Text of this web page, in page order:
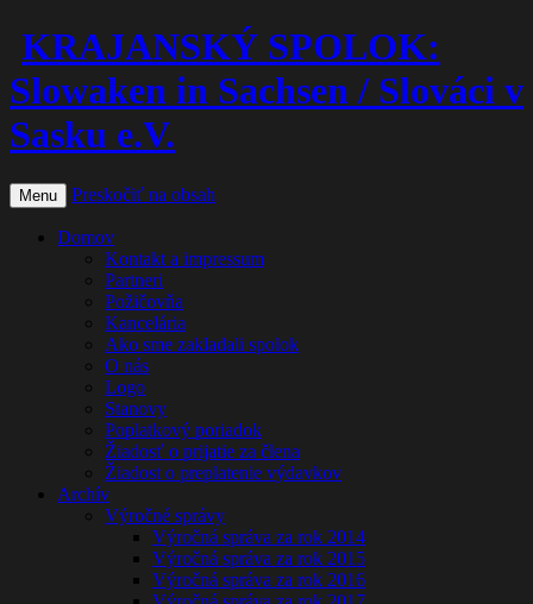
KRAJANSKÝ SPOLOK:
Slowaken in Sachsen / Slováci v
Sasku e.V.
Menu Preskočiť na obsah
Domov
Kontakt a impressum
Partneri
Požičovňa
Kancelária
Ako sme zakladali spolok
O nás
Logo
Stanovy
Poplatkový poriadok
Žiadosť o prijatie za člena
Žiadost o preplatenie výdavkov
Archív
Výročné správy
Výročná správa za rok 2014
Výročná správa za rok 2015
Výročná správa za rok 2016